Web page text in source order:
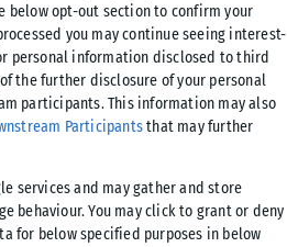
below opt-out section to confirm your
you may continue seeing interest-
personal information disclosed to third
the further disclosure of your personal
participants. This information may also
Participantsthat may further
services and may gather and store
behaviour. You may click to grant or deny
for below specified purposes in below